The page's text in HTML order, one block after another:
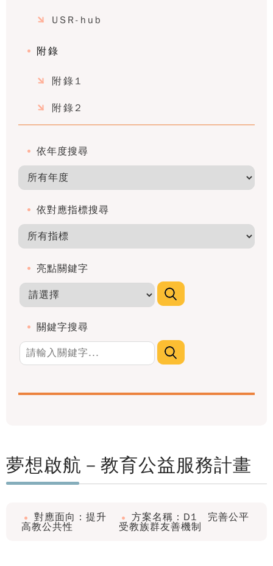
USR-hub
附錄
附錄1
附錄2
依年度搜尋
依對應指標搜尋
亮點關鍵字
關鍵字搜尋
夢想啟航－教育公益服務計畫
對應面向：提升
高教公共性
方案名稱：D1 完善公平
受教族群友善機制